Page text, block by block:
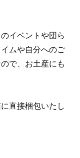
イベントや団ら
ムや自分へのご
で、お土産にも
直接梱包いたし